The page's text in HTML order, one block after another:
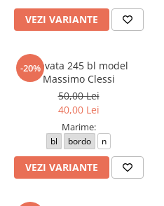
VEZI VARIANTE
-20%
Cravata 245 bl model
Massimo Clessi
50,00 Lei
40,00 Lei
Marime:
bl bordo n
VEZI VARIANTE